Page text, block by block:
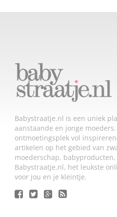
Babystraatje.nl is een uniek
aanstaande en jonge
ontmoetingsplek vol
artikelen op het gebied van
moederschap,
Babystraatje.nl, het leukste
voor jou en je kleintje.